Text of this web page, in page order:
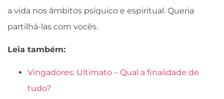
a vida nos âmbitos psíquico e espiritual. Queria
partilhá-las com vocês.
Leia também:
Vingadores: Ultimato – Qual a finalidade de
tudo?